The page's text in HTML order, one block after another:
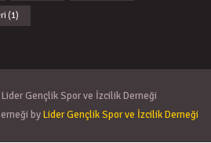
(1)
Lider Gençlik Spor ve İzcilik Derneği
byLider Gençlik Spor ve İzcilik Derneği